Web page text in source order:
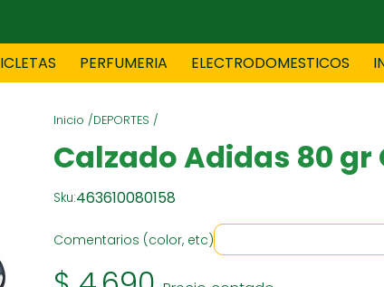
PERFUMERIA ELECTRODOMESTICOS
BLANCO
ELECTRODOMESTICOS
Inicio /DEPORTES /
Calzado Adidas 80 gr
Sku:463610080158
Comentarios (color, etc)